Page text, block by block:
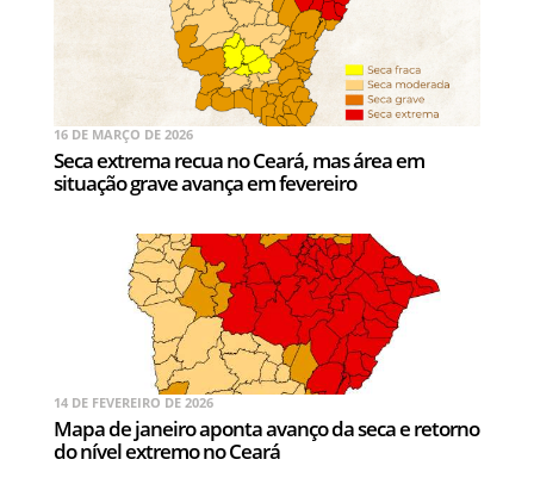
16 DE MARÇO DE 2026
Seca extrema recua no Ceará, mas área em
situação grave avança em fevereiro
14 DE FEVEREIRO DE 2026
Mapa de janeiro aponta avanço da seca e retorno
do nível extremo no Ceará